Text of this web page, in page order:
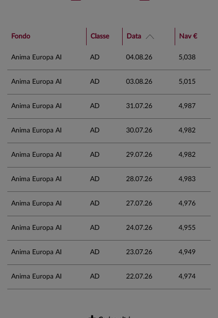
Fondo Classe Data Nav €
Anima Europa AI AD 04.08.26 5,038
Anima Europa AI AD 03.08.26 5,015
Anima Europa AI AD 31.07.26 4,987
Anima Europa AI AD 30.07.26 4,982
Anima Europa AI AD 29.07.26 4,982
Anima Europa AI AD 28.07.26 4,983
Anima Europa AI AD 27.07.26 4,976
Anima Europa AI AD 24.07.26 4,955
Anima Europa AI AD 23.07.26 4,949
Anima Europa AI AD 22.07.26 4,974